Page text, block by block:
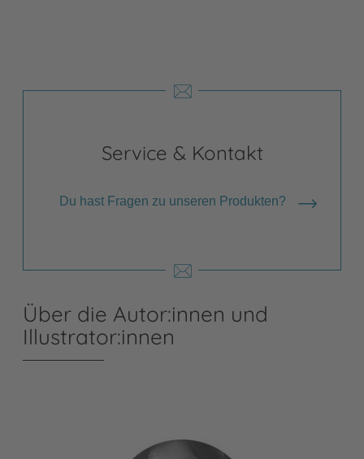
Service & Kontakt
Du hast Fragen zu unseren Produkten?
Über die Autor:innen und
Illustrator:innen